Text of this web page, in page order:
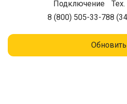
Подключение
8 (800) 505-33-788
Обновить